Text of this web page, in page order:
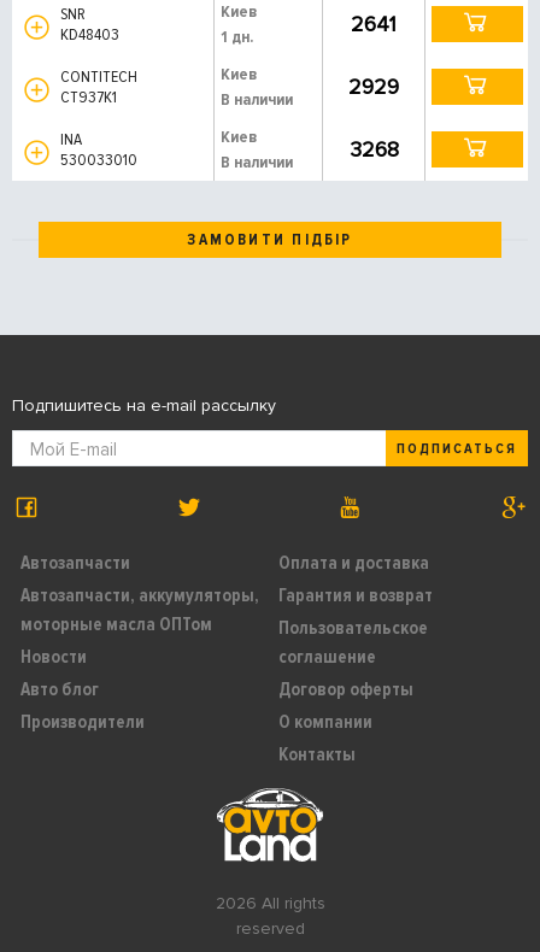
SNR
KD48403
Киев
1 дн.
2641
CONTITECH
CT937K1
Киев
В наличии
2929
INA
530033010
Киев
В наличии
3268
ЗАМОВИТИ ПІДБІР
2026 All rights
reserved
Автозапчасти
Автозапчасти, аккумуляторы,
моторные масла ОПТом
Новости
Авто блог
Производители
Оплата и доставка
Гарантия и возврат
Пользовательское
соглашение
Договор оферты
О компании
Контакты
Подпишитесь на e-mail рассылку
ПОДПИСАТЬСЯ